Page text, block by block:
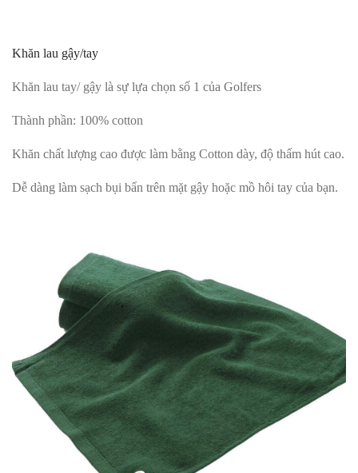
Khăn lau gậy/tay
Khăn lau tay/ gậy là sự lựa chọn số 1 của Golfers
Thành phần: 100% cotton
Khăn chất lượng cao được làm bằng Cotton dày, độ thấm hút cao.
Dễ dàng làm sạch bụi bẩn trên mặt gậy hoặc mồ hôi tay của bạn.